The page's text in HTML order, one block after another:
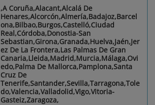
,A Coruña,Alacant,Alcalá De
Henares,Alcorcón,Almería,Badajoz,Barcel
ona,Bilbao,Burgos,Castelló,Ciudad
Real,Córdoba,Donostia-San
Sebastian,Girona,Granada,Huelva,Jaén,Jer
ez De La Frontera,Las Palmas De Gran
Canaria,Lleida,Madrid,Murcia,Málaga,Ovi
edo,Palma De Mallorca,Pamplona,Santa
Cruz De
Tenerife,Santander,Sevilla,Tarragona,Tole
do,Valencia,Valladolid,Vigo,Vitoria-
Gasteiz,Zaragoza,